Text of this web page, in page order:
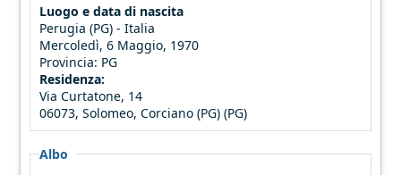
Luogo e data di nascita
Perugia (PG) - Italia
Mercoledì, 6 Maggio, 1970
Provincia: PG
Residenza:
Via Curtatone, 14
06073, Solomeo, Corciano (PG) (PG)
Albo